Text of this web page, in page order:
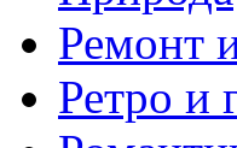
Ремонт
Ретро и